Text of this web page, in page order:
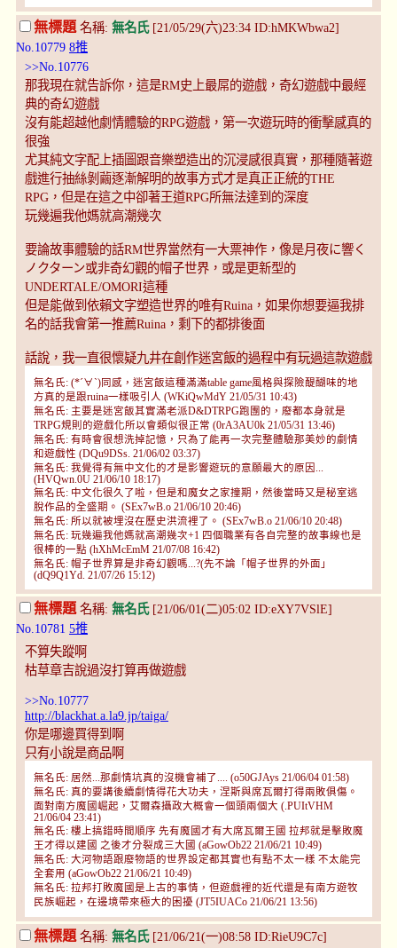
無標題 名稱: 無名氏[21/05/29(六)23:34 ID:hMKWbwa2]
No.10779 8推
>>No.10776
那我現在就告訴你，這是RM史上最屌的遊戲，奇幻遊戲中最經
典的奇幻遊戲
沒有能超越他劇情體驗的RPG遊戲，第一次遊玩時的衝擊感真的
很強
尤其純文字配上插圖跟音樂塑造出的沉浸感很真實，那種隨著遊
戲進行抽絲剝繭逐漸解明的故事方式才是真正正統的THE
RPG，但是在這之中卻著王道RPG所無法達到的深度
玩幾遍我他媽就高潮幾次
要論故事體驗的話RM世界當然有一大票神作，像是月夜に響く
ノクターン或非奇幻觀的帽子世界，或是更新型的
UNDERTALE/OMORI這種
但是能做到依賴文字塑造世界的唯有Ruina，如果你想要逼我排
名的話我會第一推薦Ruina，剩下的都排後面
話說，我一直很懷疑九井在創作迷宮飯的過程中有玩過這款遊戲
無名氏: (*´∀`)同感，迷宮飯這種滿滿table game風格與探險醍醐味的地
方真的是跟ruina一樣吸引人 (WKiQwMdY 21/05/31 10:43)
無名氏: 主要是迷宮飯其實滿老派D&DTRPG跑團的，廢都本身就是
TRPG規則的遊戲化所以會類似很正常 (0rA3AU0k 21/05/31 13:46)
無名氏: 有時會很想洗掉記憶，只為了能再一次完整體驗那美妙的劇情
和遊戲性 (DQu9DSs. 21/06/02 03:37)
無名氏: 我覺得有無中文化的才是影響遊玩的意願最大的原因...
(HVQwn.0U 21/06/10 18:17)
無名氏: 中文化很久了啦，但是和魔女之家撞期，然後當時又是秘室逃
脫作品的全盛期。 (SEx7wB.o 21/06/10 20:46)
無名氏: 所以就被埋沒在歷史洪流裡了。 (SEx7wB.o 21/06/10 20:48)
無名氏: 玩幾遍我他媽就高潮幾次+1 四個職業有各自完整的故事線也是
很棒的一點 (hXhMcEmM 21/07/08 16:42)
無名氏: 帽子世界算是非奇幻觀嗎...?(先不論「帽子世界的外面」
(dQ9Q1Yd. 21/07/26 15:12)
無標題 名稱: 無名氏[21/06/01(二)05:02 ID:eXY7VSlE]
No.10781 5推
不算失蹤啊
枯草章吉說過沒打算再做遊戲
>>No.10777
http://blackhat.a.la9.jp/taiga/
你是哪邊買得到啊
只有小說是商品啊
無名氏: 居然...那劇情坑真的沒機會補了.... (o50GJAys 21/06/04 01:58)
無名氏: 真的要講後續劇情得花大功夫，涅斯與席瓦爾打得兩敗俱傷。
面對南方魔國崛起，艾爾森攝政大概會一個頭兩個大 (.PUItVHM
21/06/04 23:41)
無名氏: 樓上搞錯時間順序 先有魔國才有大席瓦爾王國 拉邦就是擊敗魔
王才得以建國 之後才分裂成三大國 (aGowOb22 21/06/21 10:49)
無名氏: 大河物語跟廢物語的世界設定都其實也有點不太一樣 不太能完
全套用 (aGowOb22 21/06/21 10:49)
無名氏: 拉邦打敗魔國是上古的事情，但遊戲裡的近代還是有南方遊牧
民族崛起，在邊境帶來極大的困擾 (JT5IUACo 21/06/21 13:56)
無標題 名稱: 無名氏[21/06/21(一)08:58 ID:RieU9C7c]